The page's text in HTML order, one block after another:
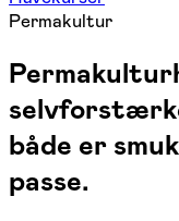
Permakultur
både er
passe.